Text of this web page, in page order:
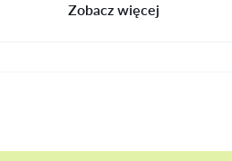
Zobacz więcej